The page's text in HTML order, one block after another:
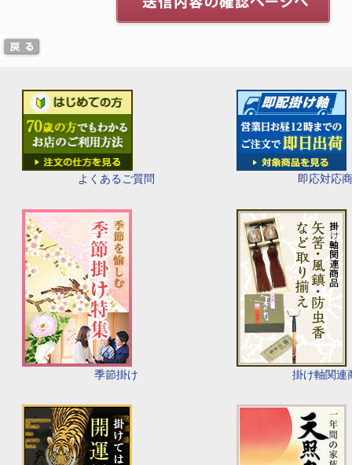
よくあるご質問 即応対応
季節掛け 掛け軸関連